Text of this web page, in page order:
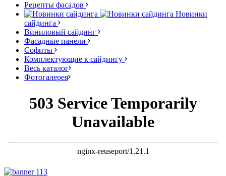
Рецепты фасадов
Новинки
сайдинга
Виниловый сайдинг
Фасадные панели
Софиты
Комплектующие к сайдингу
Весь каталог
Фотогалерея